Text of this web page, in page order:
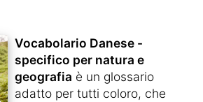
Vocabolario Danese -
specifico per natura e
geografia è un glossario
adatto per tutti coloro, che